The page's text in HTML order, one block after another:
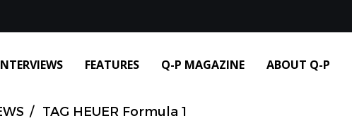
FEATURES Q-P MAGAZINE ABOUT Q-P
TAG HEUER Formula 1